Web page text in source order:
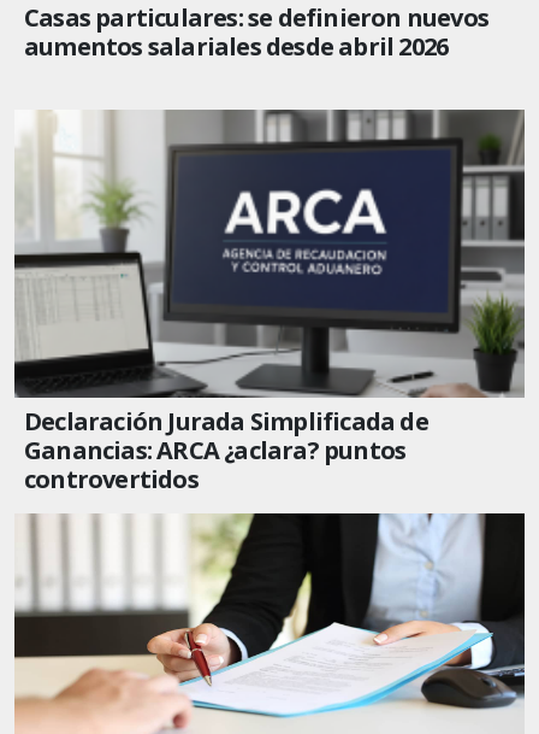
Casas particulares: se definieron nuevos
aumentos salariales desde abril 2026
Declaración Jurada Simplificada de
Ganancias: ARCA ¿aclara? puntos
controvertidos